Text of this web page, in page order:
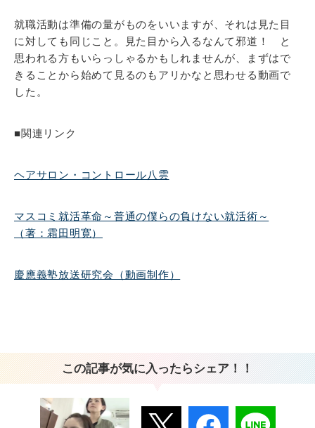
就職活動は準備の量がものをいいますが、それは見た目
に対しても同じこと。見た目から入るなんて邪道！ と
思われる方もいらっしゃるかもしれませんが、まずはで
きることから始めて見るのもアリかなと思わせる動画で
した。
■関連リンク
ヘアサロン・コントロール八雲
マスコミ就活革命～普通の僕らの負けない就活術～
（著：霜田明寛）
慶應義塾放送研究会（動画制作）
この記事が気に入ったらシェア！！